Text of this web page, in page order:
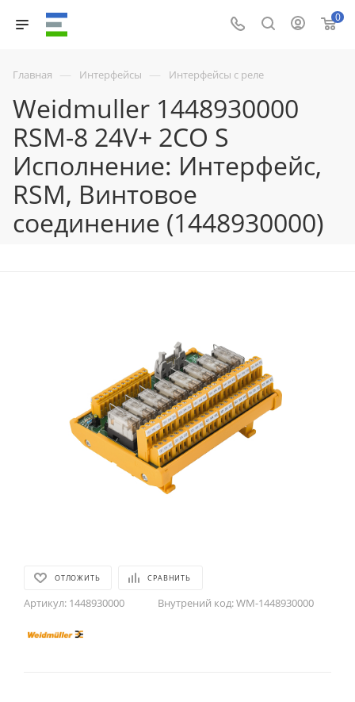
0
Главная — Интерфейсы — Интерфейсы с реле
Weidmuller 1448930000
RSM-8 24V+ 2CO S
Исполнение: Интерфейс,
RSM, Винтовое
соединение (1448930000)
ОТЛОЖИТЬ СРАВНИТЬ
Артикул: 1448930000 Внутрений код:WM-1448930000